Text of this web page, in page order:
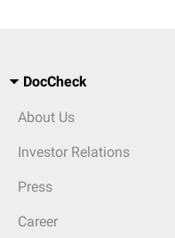
DocCheck
About Us
Investor Relations
Press
Career